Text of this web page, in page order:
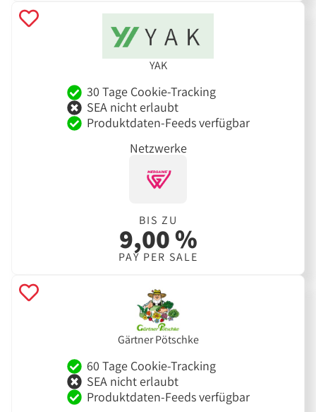
YAK
30 Tage Cookie-Tracking
SEA nicht erlaubt
Produktdaten-Feeds verfügbar
Netzwerke
BIS ZU
9,00 %
PAY PER SALE
Gärtner Pötschke
60 Tage Cookie-Tracking
SEA nicht erlaubt
Produktdaten-Feeds verfügbar